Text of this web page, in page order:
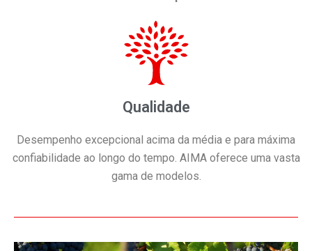
Qualidade
Desempenho excepcional acima da média e para máxima
confiabilidade ao longo do tempo. AIMA oferece uma vasta
gama de modelos.